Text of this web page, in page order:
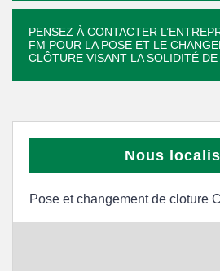
PENSEZ À CONTACTER
FM POUR LA POSE ET LE
CLÔTURE VISANT LA SOLIDITÉ DE
Nous
Pose et changement de cloture